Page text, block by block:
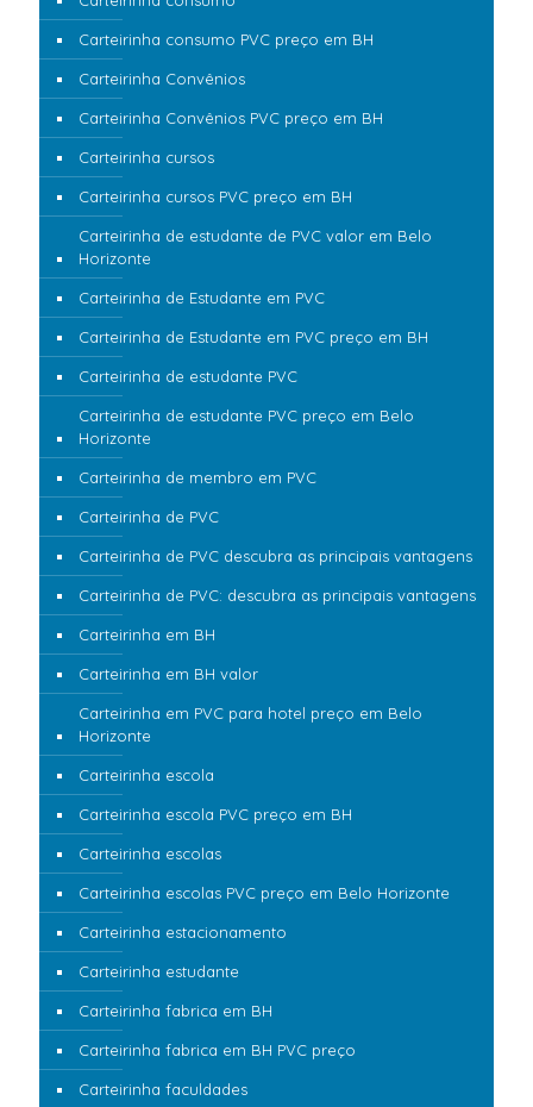
Carteirinha consumo PVC preço em BH
Carteirinha Convênios
Carteirinha Convênios PVC preço em BH
Carteirinha cursos
Carteirinha cursos PVC preço em BH
Carteirinha de estudante de PVC valor em Belo
Horizonte
Carteirinha de Estudante em PVC
Carteirinha de Estudante em PVC preço em BH
Carteirinha de estudante PVC
Carteirinha de estudante PVC preço em Belo
Horizonte
Carteirinha de membro em PVC
Carteirinha de PVC
Carteirinha de PVC descubra as principais vantagens
Carteirinha de PVC: descubra as principais vantagens
Carteirinha em BH
Carteirinha em BH valor
Carteirinha em PVC para hotel preço em Belo
Horizonte
Carteirinha escola
Carteirinha escola PVC preço em BH
Carteirinha escolas
Carteirinha escolas PVC preço em Belo Horizonte
Carteirinha estacionamento
Carteirinha estudante
Carteirinha fabrica em BH
Carteirinha fabrica em BH PVC preço
Carteirinha faculdades